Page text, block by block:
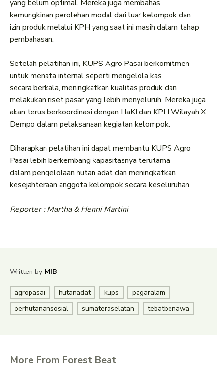
yang belum optimal. Mereka juga membahas
kemungkinan perolehan modal dari luar kelompok dan
izin produk melalui KPH yang saat ini masih dalam tahap
pembahasan.
Setelah pelatihan ini, KUPS Agro Pasai berkomitmen
untuk menata internal seperti mengelola kas
secara berkala, meningkatkan kualitas produk dan
melakukan riset pasar yang lebih menyeluruh. Mereka juga
akan terus berkoordinasi dengan HaKI dan KPH Wilayah X
Dempo dalam pelaksanaan kegiatan kelompok.
Diharapkan pelatihan ini dapat membantu KUPS Agro
Pasai lebih berkembang kapasitasnya terutama
dalam pengelolaan hutan adat dan meningkatkan
kesejahteraan anggota kelompok secara keseluruhan.
Reporter : Martha & Henni Martini
Written by MIB
agropasai hutanadat kups
pagaralam
perhutanansosial
sumateraselatan tebatbenawa
More From Forest Beat